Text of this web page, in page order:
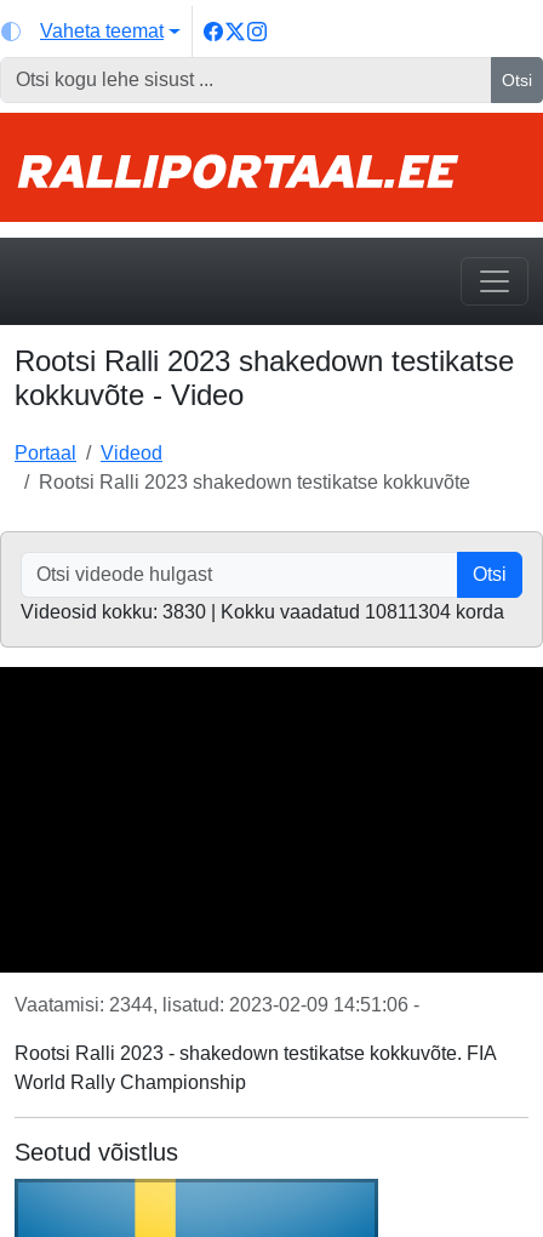
Vaheta teemat
Otsi
Rootsi Ralli 2023 shakedown testikatse
kokkuvõte - Video
Portaal
Videod
Rootsi Ralli 2023 shakedown testikatse kokkuvõte
Otsi
Videosid kokku: 3830 | Kokku vaadatud 10811304 korda
Vaatamisi: 2344, lisatud: 2023-02-09 14:51:06 -
Rootsi Ralli 2023 - shakedown testikatse kokkuvõte. FIA
World Rally Championship
Seotud võistlus